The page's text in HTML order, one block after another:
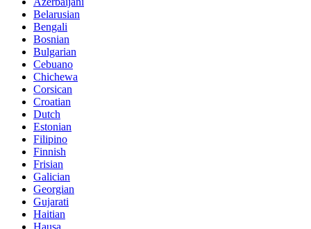
Belarusian
Bengali
Bosnian
Bulgarian
Cebuano
Chichewa
Corsican
Croatian
Dutch
Estonian
Filipino
Finnish
Frisian
Galician
Georgian
Gujarati
Haitian
Hausa